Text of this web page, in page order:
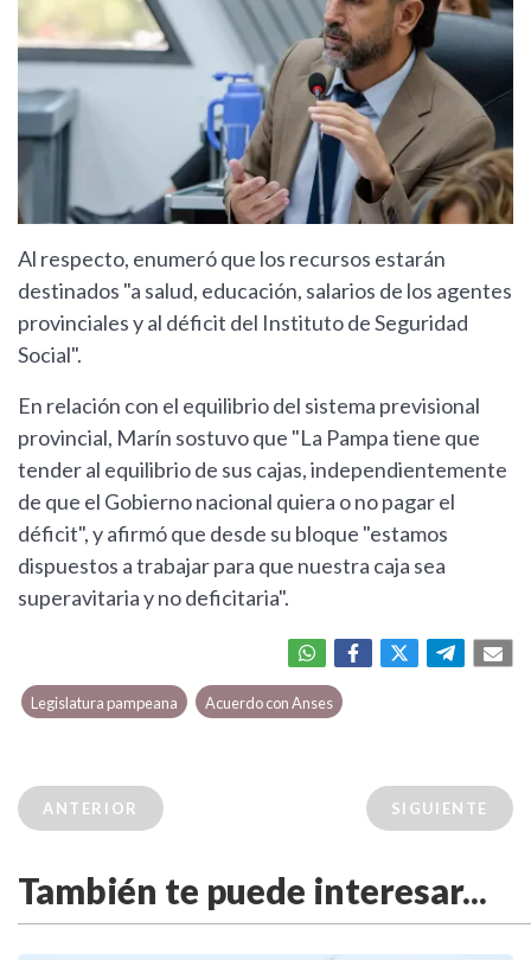
Al respecto, enumeró que los recursos estarán
destinados "a salud, educación, salarios de los agentes
provinciales y al déficit del Instituto de Seguridad
Social".
En relación con el equilibrio del sistema previsional
provincial, Marín sostuvo que "La Pampa tiene que
tender al equilibrio de sus cajas, independientemente
de que el Gobierno nacional quiera o no pagar el
déficit", y afirmó que desde su bloque "estamos
dispuestos a trabajar para que nuestra caja sea
superavitaria y no deficitaria".
Legislatura pampeana Acuerdo con Anses
ANTERIOR SIGUIENTE
También te puede interesar...